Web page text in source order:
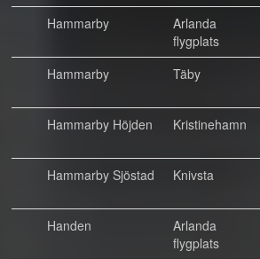
Hammarby
Arlanda
flygplats
Hammarby
Täby
Hammarby Höjden
Kristinehamn
Hammarby Sjöstad
Knivsta
Handen
Arlanda
flygplats